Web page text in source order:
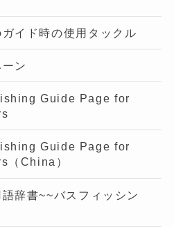
イド時の使用タックル
ン
Guide Page for
Guide Page for
（China）
辞書~~バスフィッシン